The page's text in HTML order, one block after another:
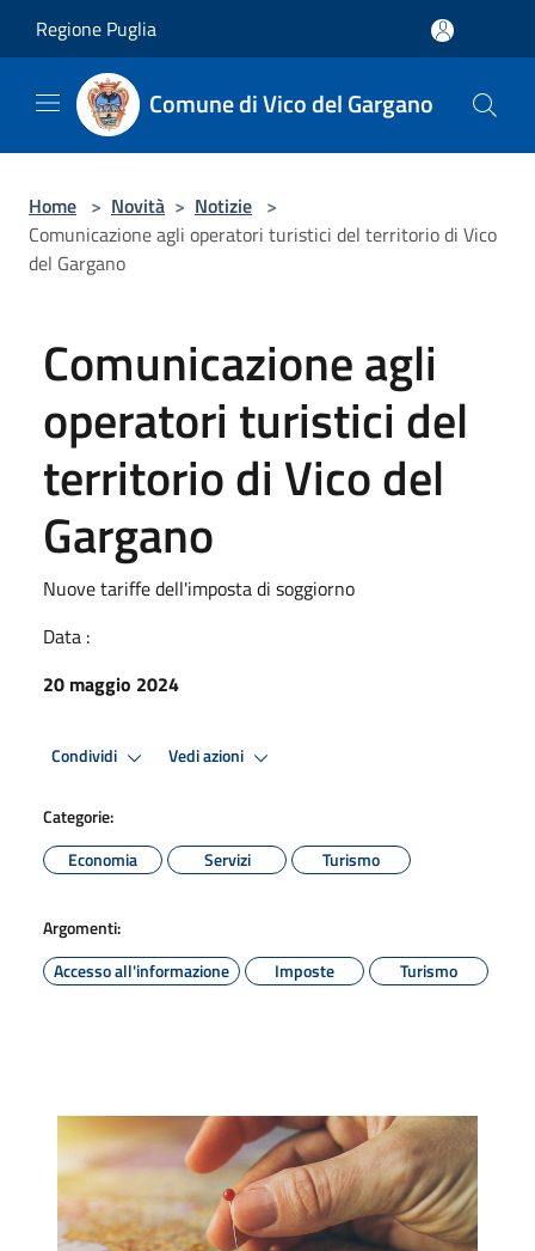
Regione Puglia
Comune di Vico del Gargano
Home > Novità > Notizie >
Comunicazione agli operatori turistici del territorio di Vico
del Gargano
Comunicazione agli
operatori turistici del
territorio di Vico del
Gargano
Nuove tariffe dell'imposta di soggiorno
Data :
20 maggio 2024
Condividi Vedi azioni
Categorie:
Economia
Servizi Turismo
Argomenti:
Accesso all'informazione
Imposte Turismo